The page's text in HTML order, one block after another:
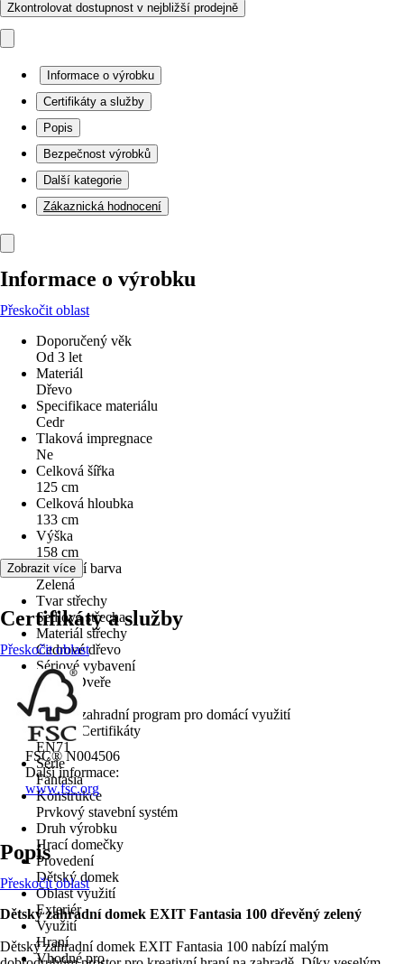
Zkontrolovat dostupnost v nejbližší prodejně
Informace o výrobku
Certifikáty a služby
Popis
Bezpečnost výrobků
Další kategorie
Zákaznická hodnocení
Informace o výrobku
Přeskočit oblast
Doporučený věk
Od 3 let
Materiál
Dřevo
Specifikace materiálu
Cedr
Tlaková impregnace
Ne
Celková šířka
125 cm
Celková hloubka
133 cm
Výška
158 cm
Základní barva
Zelená
Tvar střechy
Sedlová střecha
Materiál střechy
Cedrové dřevo
Sériové vybavení
Okno, Dveře
Použití
Dětský zahradní program pro domácí využití
Normy/Certifikáty
EN71
Série
Fantasia
Konstrukce
Prvkový stavební systém
Druh výrobku
Hrací domečky
Provedení
Dětský domek
Oblast využití
Exteriér
Využití
Hraní
Vhodné pro
Zobrazit více
Certifikáty a služby
Přeskočit oblast
FSC® N004506
Další informace:
www.fsc.org
Popis
Přeskočit oblast
Dětský zahradní domek EXIT Fantasia 100 dřevěný zelený
Dětský zahradní domek EXIT Fantasia 100 nabízí malým